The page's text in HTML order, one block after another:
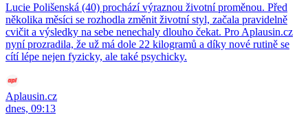
Lucie Polišenská (40) prochází výraznou životní proměnou. Před
několika měsíci se rozhodla změnit životní styl, začala pravidelně
cvičit a výsledky na sebe nenechaly dlouho čekat. Pro Aplausin.cz
nyní prozradila, že už má dole 22 kilogramů a díky nové rutině se
cítí lépe nejen fyzicky, ale také psychicky.
Aplausin.cz
dnes, 09:13